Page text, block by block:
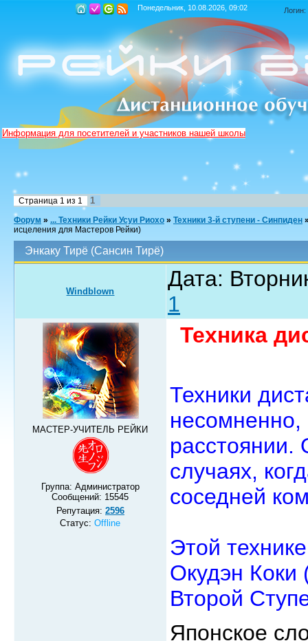
Понедельник, 10.08.2026, 09:02 Логин:
Информация для посетителей и участников нашей школы
Страница 1 из 1 1
Форум » ... Техники Рейки Усуи Риохо » Техники 3-й ступени - Синпиден
исцеления для Мастеров Рейки)
Энкаку Тирё (Сансин Тирё)
Windblown
Дата:
1
МАСТЕР-УЧИТЕЛЬ РЕЙКИ
Группа: Администратор
Сообщений: 15545
Репутация: 2596
Статус:Offline
Техника
Техники
расстоянии.
случаях,
соседней
Этой
Окудэн Коки
Второй
Японское